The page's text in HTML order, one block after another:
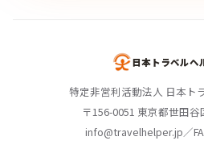
日本トラベルヘ
特定非営利活動法人 日本ト
〒156-0051 東京都世田谷
info@travelhelper.jp／